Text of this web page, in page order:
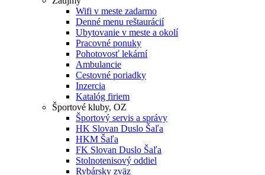
Wifi v meste zadarmo
Denné menu reštaurácií
Ubytovanie v meste a okolí
Pracovné ponuky
Pohotovosť lekární
Ambulancie
Cestovné poriadky
Inzercia
Katalóg firiem
Športové kluby, OZ
Športový servis a správy
HK Slovan Duslo Šaľa
HKM Šaľa
FK Slovan Duslo Šaľa
Stolnotenisový oddiel
Rybársky zväz